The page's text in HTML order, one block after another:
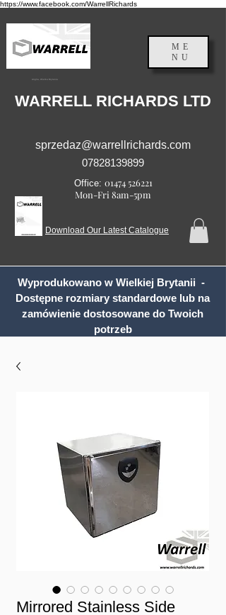
https://www.facebook.com/WarrellRichards
Anglia, Wielka Brytania
ME
NU
WARRELL RICHARDS LTD
sprzedaz@warrellrichards.com
07828139899
Office: 01474 526221
Mon-Fri 8am-5pm
Download Our Latest Catalogue
Wyprodukowano w Wielkiej Brytanii -
Dostępne rozmiary standardowe lub na
zamówienie dostosowane do Twoich
potrzeb
Mirrored Stainless Side